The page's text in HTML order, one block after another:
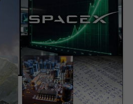
Stačil je jeden krátky
vzorec. AI vyriešila 87-
ročný slávny problém
matematiky